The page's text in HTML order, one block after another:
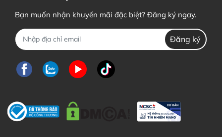
Bạn muốn nhận khuyến mãi đặc biệt? Đăng ký ngay.
Đăng ký